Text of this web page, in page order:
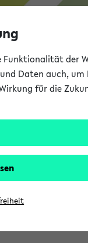
Bitte beachten Sie
Funktionalität der
Daten auch,
für die